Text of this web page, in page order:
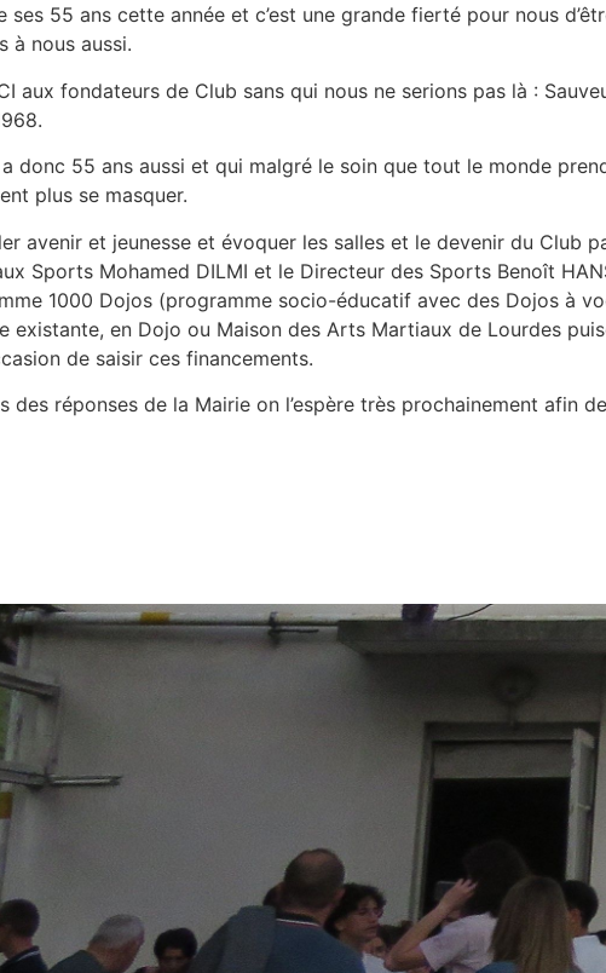
ses 55 ans cette année et c’est une grande fierté pour nous
à nous aussi.
aux fondateurs de Club sans qui nous ne serions pas là :
donc 55 ans aussi et qui malgré le soin que tout le monde
plus se masquer.
avenir et jeunesse et évoquer les salles et le devenir du Club
Sports Mohamed DILMI et le Directeur des Sports Benoît
1000 Dojos (programme socio-éducatif avec des Dojos à
existante, en Dojo ou Maison des Arts Martiaux de Lourdes
de saisir ces financements.
des réponses de la Mairie on l’espère très prochainement afin